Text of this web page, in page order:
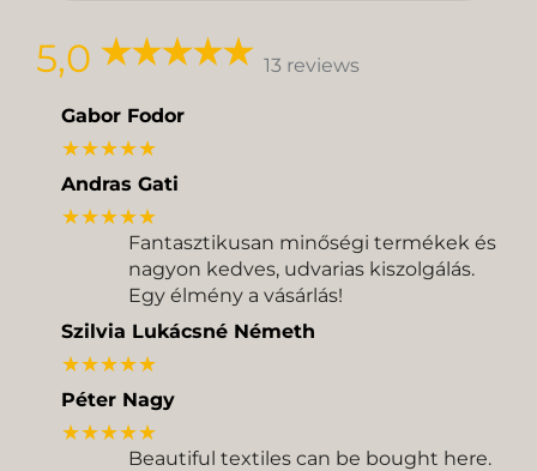
5,0 13 reviews
Gabor Fodor
★★★★★
Andras Gati
★★★★★
Fantasztikusan minőségi termékek és
nagyon kedves, udvarias kiszolgálás.
Egy élmény a vásárlás!
Szilvia Lukácsné Németh
★★★★★
Péter Nagy
★★★★★
Beautiful textiles can be bought here.